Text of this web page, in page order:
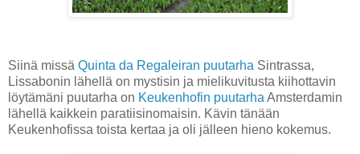
Siinä missä Quinta da Regaleiran puutarha Sintrassa,
Lissabonin lähellä on mystisin ja mielikuvitusta kiihottavin
löytämäni puutarha on Keukenhofin puutarha Amsterdamin
lähellä kaikkein paratiisinomaisin. Kävin tänään
Keukenhofissa toista kertaa ja oli jälleen hieno kokemus.